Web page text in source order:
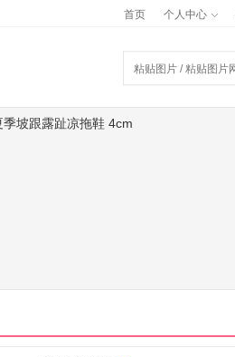
首页 个人中心
坡跟露趾凉拖鞋 4cm